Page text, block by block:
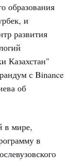
образования
и
развития
Казахстан"
с Binance
об
в мире,
в